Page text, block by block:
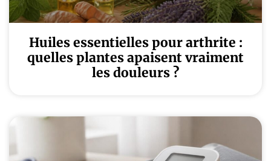
Huiles essentielles pour arthrite :
quelles plantes apaisent vraiment
les douleurs ?